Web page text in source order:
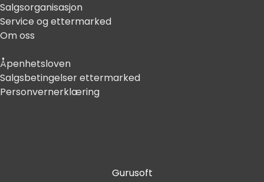
Salgsorganisasjon
Service og ettermarked
Om oss
Åpenhetsloven
Salgsbetingelser ettermarked
Personvernerklæring
Gurusoft